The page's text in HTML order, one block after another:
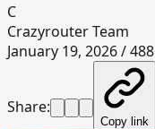
C
Crazyrouter Team
January 19, 2026/488
Share:
Copy link